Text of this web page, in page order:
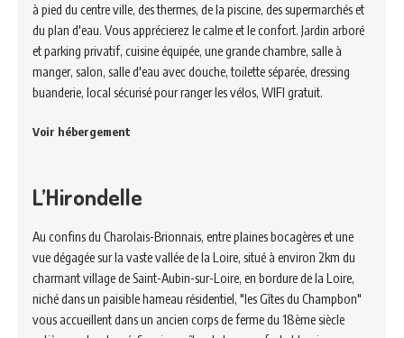
à pied du centre ville, des thermes, de la piscine, des supermarchés et
du plan d'eau. Vous apprécierez le calme et le confort. Jardin arboré
et parking privatif, cuisine équipée, une grande chambre, salle à
manger, salon, salle d'eau avec douche, toilette séparée, dressing
buanderie, local sécurisé pour ranger les vélos, WIFI gratuit.
Voir hébergement
L’Hirondelle
Au confins du Charolais-Brionnais, entre plaines bocagères et une
vue dégagée sur la vaste vallée de la Loire, situé à environ 2km du
charmant village de Saint-Aubin-sur-Loire, en bordure de la Loire,
niché dans un paisible hameau résidentiel, "les Gîtes du Champbon"
vous accueillent dans un ancien corps de ferme du 18ème siècle